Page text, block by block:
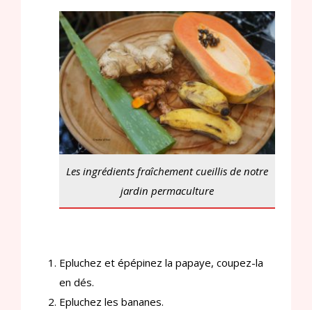
Les ingrédients fraîchement cueillis de notre
jardin permaculture
Epluchez et épépinez la papaye, coupez-la
en dés.
Epluchez les bananes.